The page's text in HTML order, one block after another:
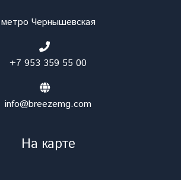
метро Чернышевская
+7 953 359 55 00
info@breezemg.com
На карте